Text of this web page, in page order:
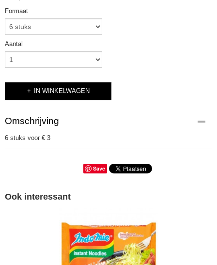
Formaat
Aantal
IN WINKELWAGEN
Omschrijving
6 stuks voor € 3
Save
Ook interessant